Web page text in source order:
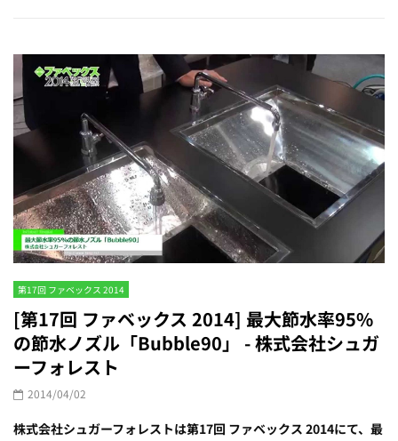
第17回 ファベックス 2014
[第17回 ファベックス 2014] 最大節水率95%
の節水ノズル「Bubble90」 - 株式会社シュガ
ーフォレスト
2014/04/02
株式会社シュガーフォレストは第17回 ファベックス 2014にて、最